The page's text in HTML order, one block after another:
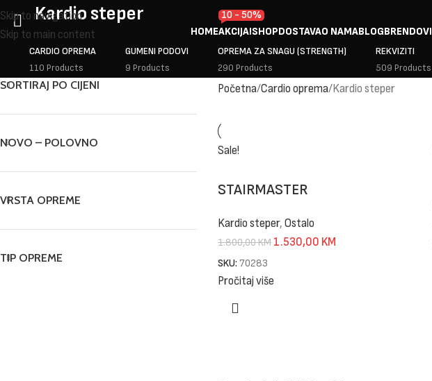
Skip to navigation
Skip to main content
HOMEAKCIJA!
10 - 50%
SHOPDOSTAVAO NAMABLOGBRENDOVI
Kardio steper
CARDIO OPREMA
110 Products
GUMENI PODOVI
9 Products
OPREMA ZA SNAGU (STRENGTH)
290 Products
REKVIZITI
509 Products
SORTIRAJ PO CIJENI
NOVO – POLOVNO
VRSTA OPREME
TIP OPREME
Početna Cardio oprema Kardio steper
Sale!
STAIRMASTER
Kardio steper, Ostalo
1.800,00KM 1.530,00 KM
SKU: 70283
Pročitaj više